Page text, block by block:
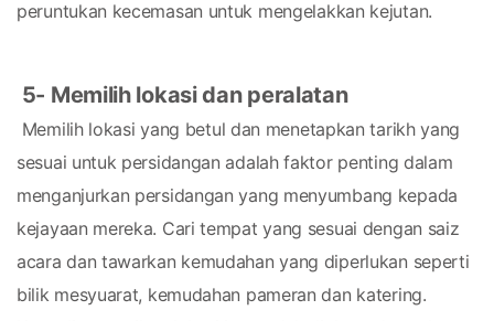
peruntukan kecemasan untuk mengelakkan kejutan.
5- Memilih lokasi dan peralatan
sesuai untuk persidangan adalah faktor penting dalam
menganjurkan persidangan yang menyumbang kepada
kejayaan mereka. Cari tempat yang sesuai dengan saiz
acara dan tawarkan kemudahan yang diperlukan seperti
bilik mesyuarat, kemudahan pameran dan katering.